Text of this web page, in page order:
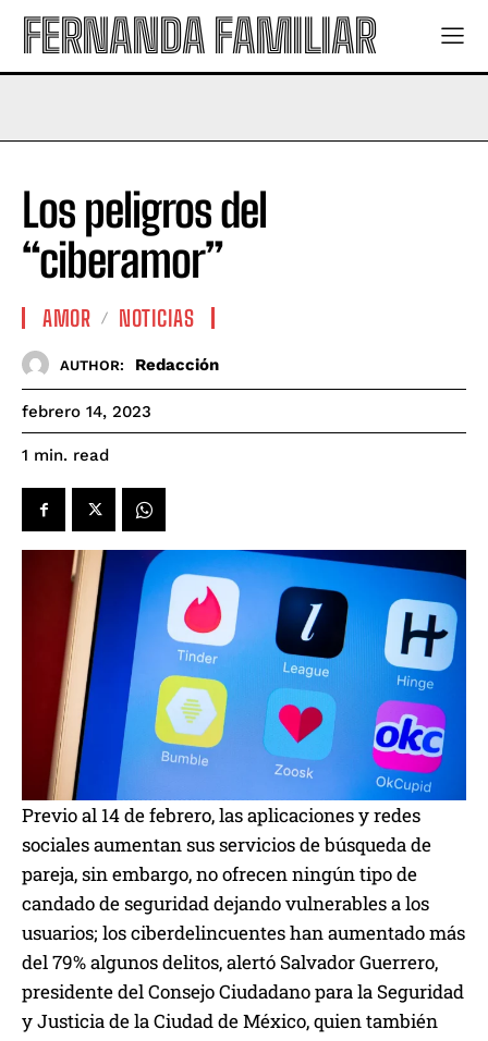
FERNANDA FAMILIAR
Los peligros del
“ciberamor”
AMOR NOTICIAS
AUTHOR: Redacción
febrero 14, 2023
1 min. read
Previo al 14 de febrero, las aplicaciones y redes
sociales aumentan sus servicios de búsqueda de
pareja, sin embargo, no ofrecen ningún tipo de
candado de seguridad dejando vulnerables a los
usuarios; los ciberdelincuentes han aumentado más
del 79% algunos delitos, alertó Salvador Guerrero,
presidente del Consejo Ciudadano para la Seguridad
y Justicia de la Ciudad de México, quien también